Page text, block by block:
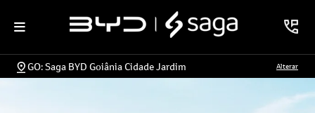
GO: Saga BYD Goiânia Cidade Jardim Alterar